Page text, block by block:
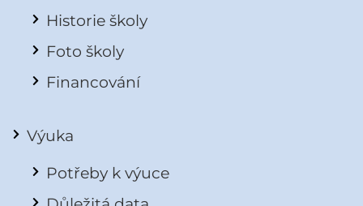
Historie školy
Foto školy
Financování
Výuka
Potřeby k výuce